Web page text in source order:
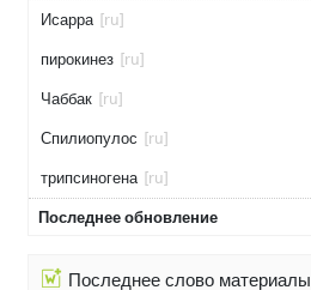
Исарра [ru]
пирокинез [ru]
Чаббак [ru]
Спилиопулос [ru]
трипсиногена [ru]
Последнее обновление
Последнее слово материалы